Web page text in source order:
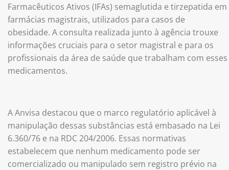
Farmacêuticos Ativos (IFAs) semaglutida e tirzepatida em
farmácias magistrais, utilizados para casos de
obesidade. A consulta realizada junto à agência trouxe
informações cruciais para o setor magistral e para os
profissionais da área de saúde que trabalham com esses
medicamentos.
A Anvisa destacou que o marco regulatório aplicável à
manipulação dessas substâncias está embasado na Lei
6.360/76 e na RDC 204/2006. Essas normativas
estabelecem que nenhum medicamento pode ser
comercializado ou manipulado sem registro prévio na